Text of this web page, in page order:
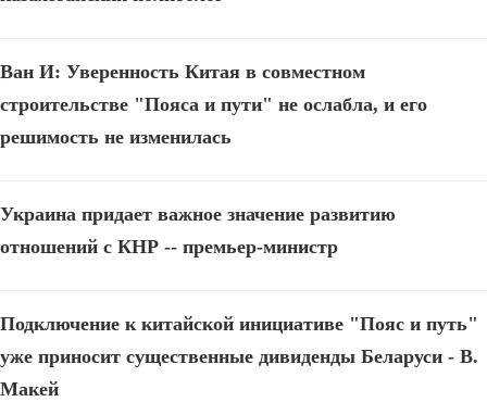
Ван И: Уверенность Китая в совместном
строительстве "Пояса и пути" не ослабла, и его
решимость не изменилась
Украина придает важное значение развитию
отношений с КНР -- премьер-министр
Подключение к китайской инициативе "Пояс и путь"
уже приносит существенные дивиденды Беларуси - В.
Макей